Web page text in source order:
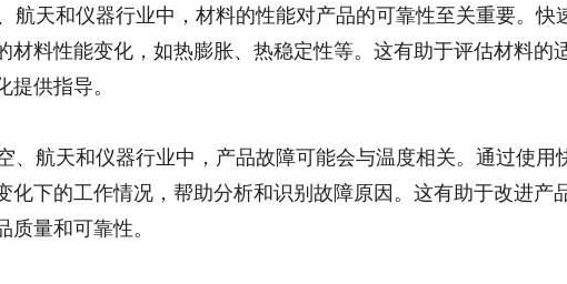
航天和仪器行业中，材料的性能对产品的可靠性至关重要。快
材料性能变化，如热膨胀、热稳定性等。这有助于评估材料的
供指导。
、航天和仪器行业中，产品故障可能会与温度相关。通过使用
化下的工作情况，帮助分析和识别故障原因。这有助于改进产
量和可靠性。